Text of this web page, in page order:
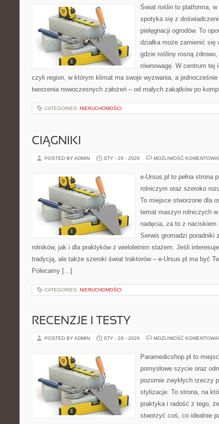
Świat roślin to platforma,
spotyka się z
pielęgnacji ogrodów. To
działka może zamienić się
gdzie rośliny rosną
równowagę. W centrum
czyli region, w którym klimat ma swoje wyzwania, a
tworzenia nowoczesnych założeń – od małych zakątków po
CATEGORIES: NIERUCHOMOŚCI
CIĄGNIKI
POSTED BY ADMIN STY - 26 - 2026 MOŻLIWOŚĆ
e-Ursus.pl to pełna strona
rolniczym oraz szeroko
To miejsce stworzone dla
temat maszyn rolniczych
nadęcia, za to z
Serwis gromadzi poradniki
rolników, jak i dla praktyków z wieloletnim stażem. Jeśli
tradycją, ale także szeroki świat traktorów – e-Ursus.pl ma być
Polecamy […]
CATEGORIES: NIERUCHOMOŚCI
RECENZJE I TESTY
POSTED BY ADMIN STY - 26 - 2026 MOŻLIWOŚĆ
Paramedicshop.pl to
pomysłowe szycie oraz
pozornie zwykłych rzeczy
stylizacje. To strona, na
praktyka i radość z tego,
stworzyć coś, co idealnie